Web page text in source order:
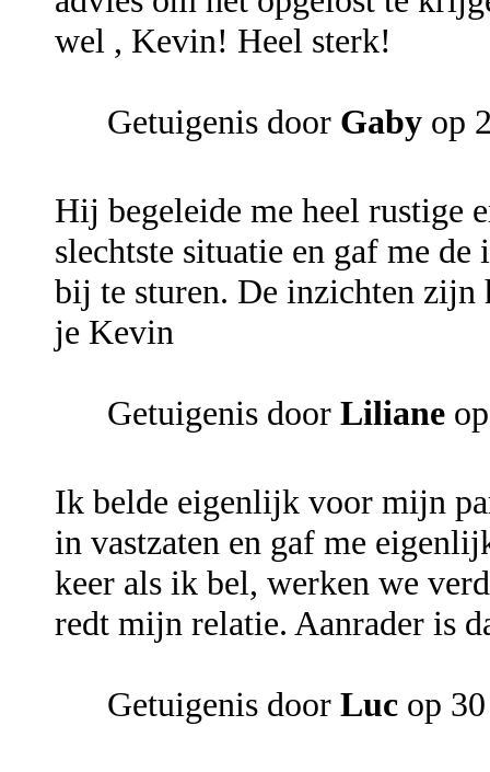
wel , Kevin! Heel sterk!
Getuigenis door Gaby op
Hij begeleide me heel rustige
slechtste situatie en gaf me
bij te sturen. De inzichten zijn
je Kevin
Getuigenis door Liliane
Ik belde eigenlijk voor mijn
in vastzaten en gaf me
keer als ik bel, werken we
redt mijn relatie. Aanrader is
Getuigenis door Luc op